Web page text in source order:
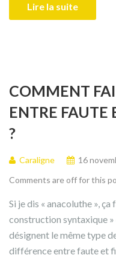
Lire la suite
COMMENT
ENTRE FAUTE
?
Caraligne 16
Comments are off for this
Si je dis « anacoluthe »,
construction syntaxique
désignent le même type
différence entre faute et